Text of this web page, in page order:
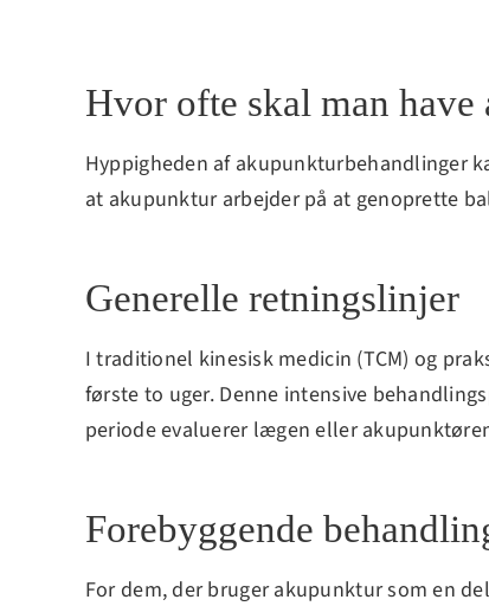
Hvor ofte skal man have
Hyppigheden af akupunkturbehandlinger
at akupunktur arbejder på at genoprette
Generelle retningslinjer
I traditionel kinesisk medicin (TCM) og
første to uger. Denne intensive
periode evaluerer lægen eller
Forebyggende
For dem, der bruger akupunktur som en